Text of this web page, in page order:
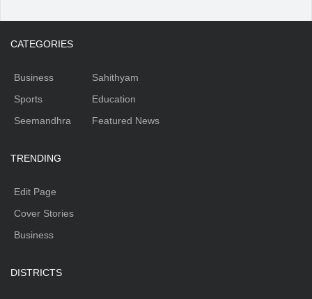
CATEGORIES
Business
Sports
Seemandhra
Sahithyam
Education
Featured News
TRENDING
Edit Page
Cover Stories
Business
DISTRICTS